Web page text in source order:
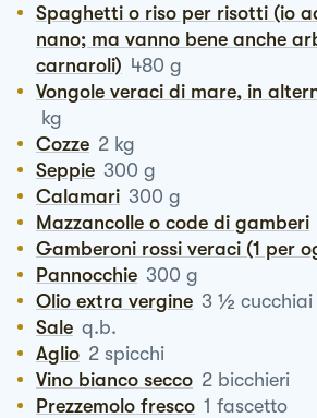
Spaghetti o riso per risotti (io adoro il vialone
nano; ma vanno bene anche
carnaroli) 480 g
Vongole veraci di mare, in
kg
Cozze 2 kg
Seppie 300 g
Calamari 300 g
Mazzancolle o code di gamberi
Gamberoni rossi veraci (1 per
Pannocchie 300 g
Olio extra vergine 3 ½ cucchiai
Sale q.b.
Aglio 2 spicchi
Vino bianco secco 2 bicchieri
Prezzemolo fresco 1 fascetto